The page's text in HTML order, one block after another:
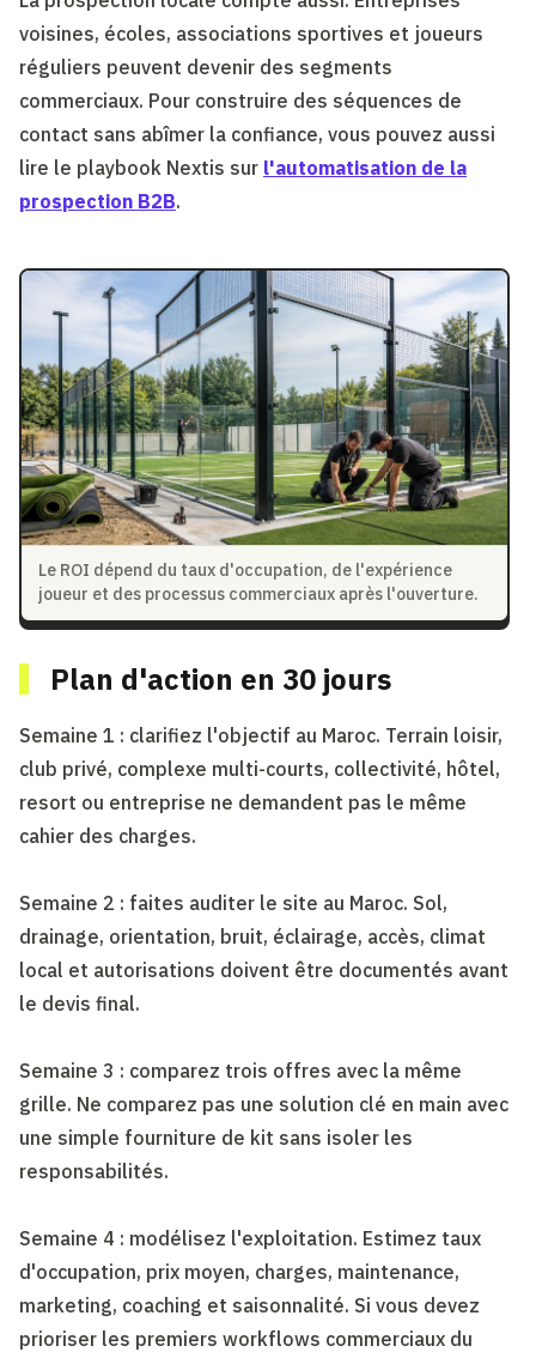
voisines, écoles, associations sportives et joueurs
réguliers peuvent devenir des segments
commerciaux. Pour construire des séquences de
contact sans abîmer la confiance, vous pouvez aussi
lire le playbook Nextis sur l'automatisation de la
prospection B2B.
Le ROI dépend du taux d'occupation, de l'expérience
joueur et des processus commerciaux après l'ouverture.
Plan d'action en 30 jours
Semaine 1 : clarifiez l'objectif au Maroc. Terrain loisir,
club privé, complexe multi-courts, collectivité, hôtel,
resort ou entreprise ne demandent pas le même
cahier des charges.
Semaine 2 : faites auditer le site au Maroc. Sol,
drainage, orientation, bruit, éclairage, accès, climat
local et autorisations doivent être documentés avant
le devis final.
Semaine 3 : comparez trois offres avec la même
grille. Ne comparez pas une solution clé en main avec
une simple fourniture de kit sans isoler les
responsabilités.
Semaine 4 : modélisez l'exploitation. Estimez taux
d'occupation, prix moyen, charges, maintenance,
marketing, coaching et saisonnalité. Si vous devez
prioriser les premiers workflows commerciaux du